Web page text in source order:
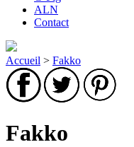
ALN
Contact
Accueil > Fakko
Fakko